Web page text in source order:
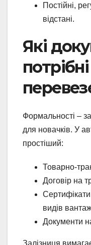
Постійні,
відстані.
Які
Формальності –
для новачків. У
простіший:
Товарно-
Договір на
видів
Документи